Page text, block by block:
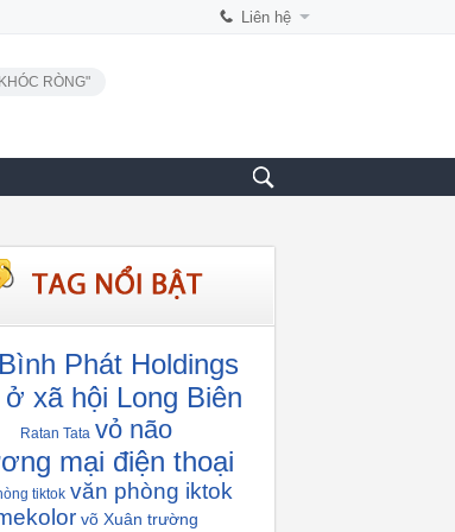
Liên hệ
RÒNG"
Phát Holdings
ở xã hội Long Biên
Ratan Tata vỏ não
mại điện thoại
tiktok văn phòng iktok
võ Xuân trường